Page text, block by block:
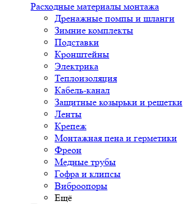
Расходные материалы монтажа
Дренажные помпы и шланги
Зимние комплекты
Подставки
Кронштейны
Электрика
Теплоизоляция
Кабель-канал
Защитные козырьки и решетки
Ленты
Крепеж
Монтажная пена и герметики
Фреон
Медные трубы
Гофра и клипсы
Виброопоры
Ещё